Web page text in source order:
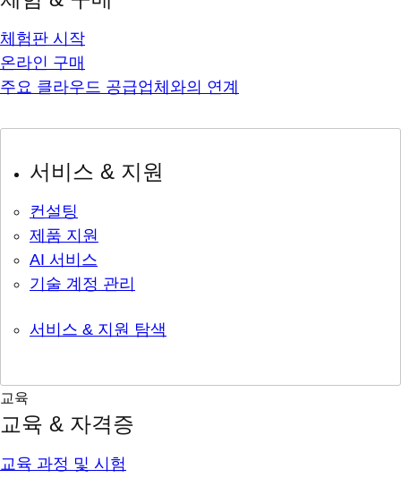
체험판 시작
온라인 구매
주요 클라우드 공급업체와의 연계
서비스 & 지원
컨설팅
제품 지원
AI 서비스
기술 계정 관리
서비스 & 지원 탐색
교육
교육 & 자격증
교육 과정 및 시험